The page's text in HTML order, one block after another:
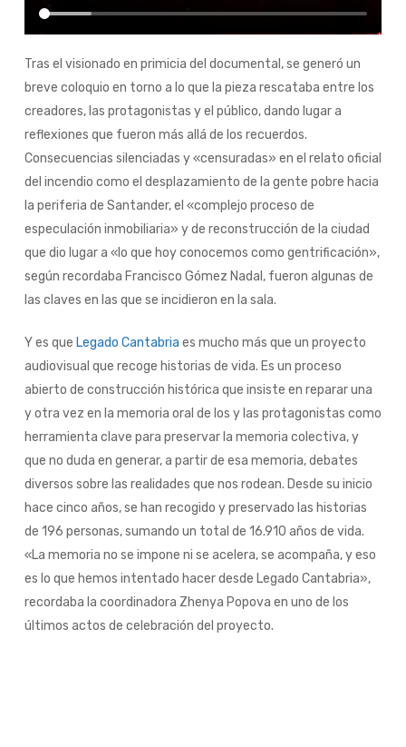
Tras el visionado en primicia del documental, se generó un
breve coloquio en torno a lo que la pieza rescataba entre los
creadores, las protagonistas y el público, dando lugar a
reflexiones que fueron más allá de los recuerdos.
Consecuencias silenciadas y «censuradas» en el relato oficial
del incendio como el desplazamiento de la gente pobre hacia
la periferia de Santander, el «complejo proceso de
especulación inmobiliaria» y de reconstrucción de la ciudad
que dio lugar a «lo que hoy conocemos como gentrificación»,
según recordaba Francisco Gómez Nadal, fueron algunas de
las claves en las que se incidieron en la sala.
Y es que Legado Cantabria es mucho más que un proyecto
audiovisual que recoge historias de vida. Es un proceso
abierto de construcción histórica que insiste en reparar una
y otra vez en la memoria oral de los y las protagonistas como
herramienta clave para preservar la memoria colectiva, y
que no duda en generar, a partir de esa memoria, debates
diversos sobre las realidades que nos rodean. Desde su inicio
hace cinco años, se han recogido y preservado las historias
de 196 personas, sumando un total de 16.910 años de vida.
«La memoria no se impone ni se acelera, se acompaña, y eso
es lo que hemos intentado hacer desde Legado Cantabria»,
recordaba la coordinadora Zhenya Popova en uno de los
últimos actos de celebración del proyecto.